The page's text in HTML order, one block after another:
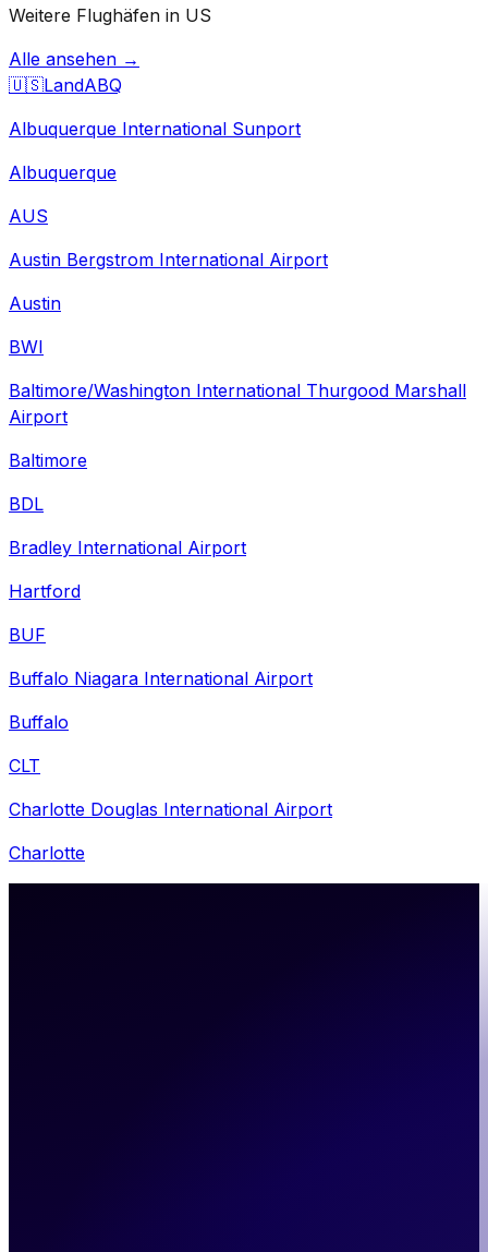
Weitere Flughäfen in US
Alle ansehen →
🇺🇸LandABQ
Albuquerque International Sunport
Albuquerque
AUS
Austin Bergstrom International Airport
Austin
BWI
Baltimore/Washington International Thurgood Marshall
Airport
Baltimore
BDL
Bradley International Airport
Hartford
BUF
Buffalo Niagara International Airport
Buffalo
CLT
Charlotte Douglas International Airport
Charlotte